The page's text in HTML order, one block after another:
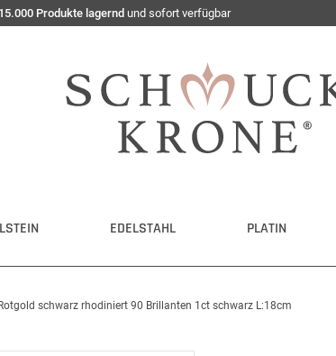
Produkte lagernd und sofort verfügbar
EDELSTAHL PLATIN
schwarz rhodiniert 90 Brillanten 1ct schwarz L:18cm